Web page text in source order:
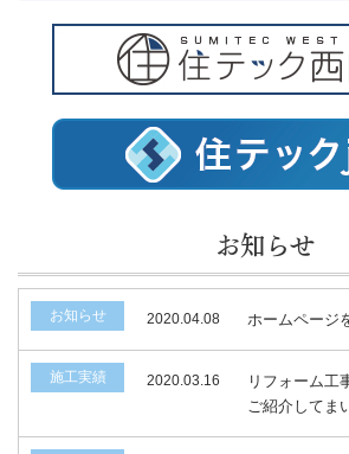
お知らせ
お知らせ 2020.04.08 ホームページ
施工実績 2020.03.16
リフォーム工
ご紹介してま